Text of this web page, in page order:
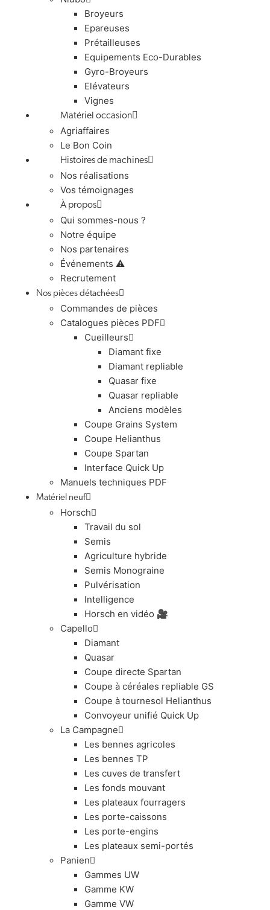
Broyeurs
Epareuses
Prétailleuses
Equipements Eco-Durables
Gyro-Broyeurs
Elévateurs
Vignes
Matériel occasion
Agriaffaires
Le Bon Coin
Histoires de machines
Nos réalisations
Vos témoignages
À propos
Qui sommes-nous ?
Notre équipe
Nos partenaires
Événements ⚠️
Recrutement
Nos pièces détachées
Commandes de pièces
Catalogues pièces PDF
Cueilleurs
Diamant fixe
Diamant repliable
Quasar fixe
Quasar repliable
Anciens modèles
Coupe Grains System
Coupe Helianthus
Coupe Spartan
Interface Quick Up
Manuels techniques PDF
Matériel neuf
Horsch
Travail du sol
Semis
Agriculture hybride
Semis Monograine
Pulvérisation
Intelligence
Horsch en vidéo 🎥
Capello
Diamant
Quasar
Coupe directe Spartan
Coupe à céréales repliable GS
Coupe à tournesol Helianthus
Convoyeur unifié Quick Up
La Campagne
Les bennes agricoles
Les bennes TP
Les cuves de transfert
Les fonds mouvant
Les plateaux fourragers
Les porte-caissons
Les porte-engins
Les plateaux semi-portés
Panien
Gammes UW
Gamme KW
Gamme VW